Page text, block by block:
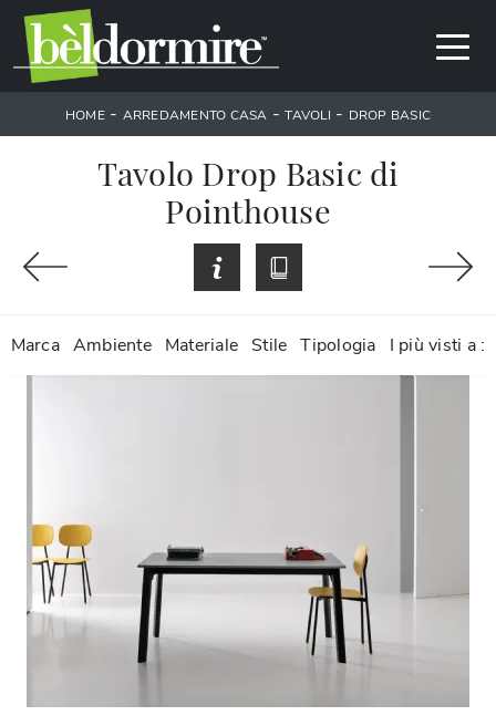
HOME- ARREDAMENTO CASA -TAVOLI - DROP BASIC
Tavolo Drop Basic di
Pointhouse
Marca Ambiente Materiale Stile Tipologia I più visti a :